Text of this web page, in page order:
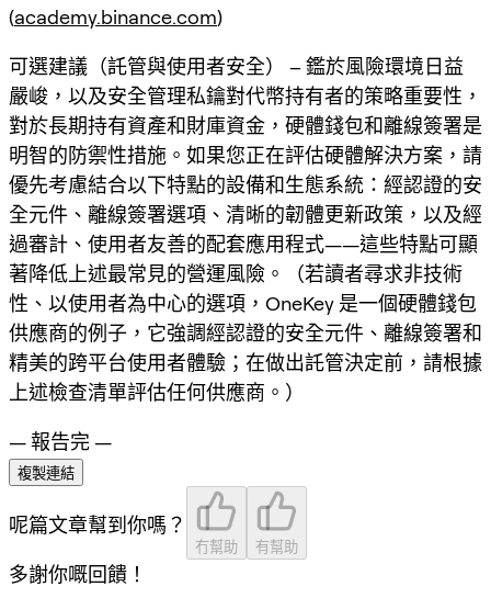
(academy.binance.com)
可選建議（託管與使用者安全） – 鑑於風險環境日益
嚴峻，以及安全管理私鑰對代幣持有者的策略重要性，
對於長期持有資產和財庫資金，硬體錢包和離線簽署是
明智的防禦性措施。如果您正在評估硬體解決方案，請
優先考慮結合以下特點的設備和生態系統：經認證的安
全元件、離線簽署選項、清晰的韌體更新政策，以及經
過審計、使用者友善的配套應用程式——這些特點可顯
著降低上述最常見的營運風險。（若讀者尋求非技術
性、以使用者為中心的選項，OneKey 是一個硬體錢包
供應商的例子，它強調經認證的安全元件、離線簽署和
精美的跨平台使用者體驗；在做出託管決定前，請根據
上述檢查清單評估任何供應商。）
— 報告完 —
複製連結
呢篇文章幫到你嗎？
冇幫助 有幫助
多謝你嘅回饋！